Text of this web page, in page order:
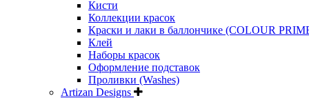
Кисти
Коллекции красок
Краски и лаки в баллончике (COLOUR
Клей
Наборы красок
Оформление подставок
Проливки (Washes)
Artizan Designs